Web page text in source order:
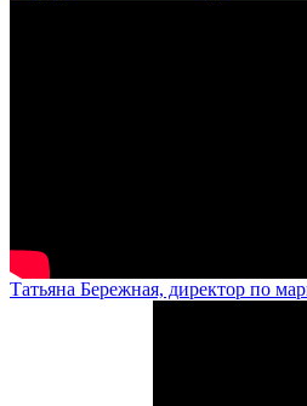
Татьяна Бережная, директор по